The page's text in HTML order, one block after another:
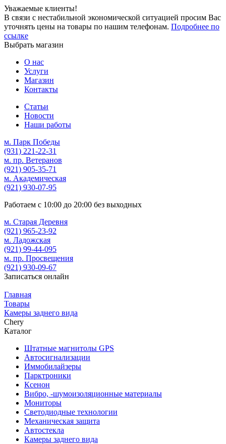
Уважаемые клиенты!
В связи с нестабильной экономической ситуацией просим Вас
уточнять цены на товары по нашим телефонам. Подробнее по
ссылке
Выбрать магазин
О нас
Услуги
Магазин
Контакты
Статьи
Новости
Наши работы
м. Парк Победы
(931) 221-22-31
м. пр. Ветеранов
(921) 905-35-71
м. Академическая
(921) 930-07-95
Работаем с 10:00 до 20:00 без выходных
м. Старая Деревня
(921) 965-23-92
м. Ладожская
(921) 99-44-095
м. пр. Просвещения
(921) 930-09-67
Записаться онлайн
Главная
Товары
Камеры заднего вида
Chery
Каталог
Штатные магнитолы GPS
Автосигнализации
Иммобилайзеры
Парктроники
Ксенон
Вибро, -шумоизоляционные материалы
Мониторы
Светодиодные технологии
Механическая защита
Автостекла
Камеры заднего вида